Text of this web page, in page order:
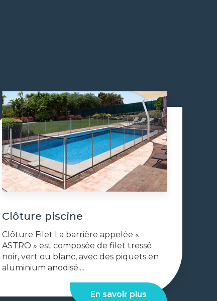
Clôture piscine
Clôture Filet La barrière appelée «
ASTRO » est composée de filet tressé
noir, vert ou blanc, avec des piquets en
aluminium anodisé....
En savoir plus